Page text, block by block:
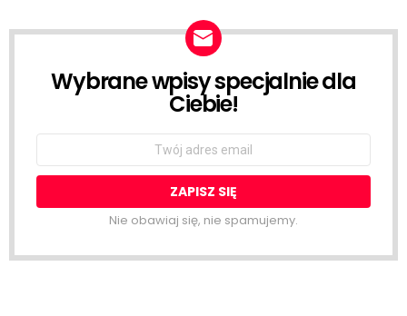
NEWSLETTER
Wybrane wpisy specjalnie dla
Ciebie!
Nie obawiaj się, nie spamujemy.